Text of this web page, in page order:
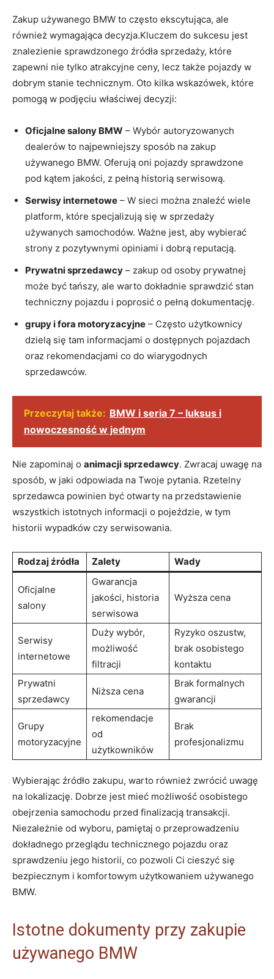
Zakup używanego ⁤BMW‌ to często ekscytująca, ale⁤
również wymagająca decyzja.Kluczem do sukcesu jest
⁢znalezienie sprawdzonego źródła sprzedaży, które
zapewni nie tylko atrakcyjne​ ceny,⁢ lecz także ⁤pojazdy​ w
⁢dobrym stanie technicznym. Oto kilka wskazówek,‍ które
pomogą w⁣ podjęciu właściwej decyzji:
Oficjalne salony​ BMW – Wybór autoryzowanych
dealerów​ to‍ najpewniejszy sposób ‌na ⁢zakup⁤
używanego​ BMW. Oferują oni pojazdy​ sprawdzone
pod kątem​ jakości, z pełną⁣ historią serwisową.
Serwisy​ internetowe – W sieci można⁤ znaleźć wiele
platform, które⁣ specjalizują się w sprzedaży
używanych samochodów. ⁢Ważne jest, ⁤aby wybierać
strony⁣ z⁤ pozytywnymi opiniami i dobrą ‌reputacją.
Prywatni sprzedawcy – zakup od osoby ‍prywatnej
może⁢ być tańszy, ale‌ warto dokładnie ‍sprawdzić stan
techniczny ⁣pojazdu i ​poprosić ​o pełną dokumentację.
grupy‌ i fora motoryzacyjne – Często‌ użytkownicy⁣
dzielą się⁢ tam informacjami o dostępnych pojazdach
oraz rekomendacjami co do wiarygodnych
sprzedawców.
Przeczytaj także: BMW i seria 7 – luksus i
nowoczesność w jednym
Nie zapominaj o animacji sprzedawcy. Zwracaj uwagę na
sposób, w ‌jaki⁤ odpowiada na Twoje pytania. Rzetelny
sprzedawca powinien być ⁣otwarty na przedstawienie‍
wszystkich ⁢istotnych informacji o‌ pojeździe, w tym
historii wypadków czy serwisowania.
Rodzaj⁣ źródła Zalety Wady
Oficjalne
salony
Gwarancja
jakości,​ historia
serwisowa
Wyższa cena
Serwisy⁢
internetowe
Duży wybór,
możliwość⁣
filtracji
Ryzyko oszustw,
‌brak‍ osobistego
‍kontaktu
Prywatni⁢
sprzedawcy
Niższa cena
Brak​ formalnych
gwarancji
Grupy
motoryzacyjne
rekomendacje
od
użytkowników
Brak
‌profesjonalizmu
Wybierając źródło ⁤zakupu,⁣ warto również zwrócić‌ uwagę
‌na lokalizację. Dobrze ‍jest mieć ⁤możliwość⁤ osobistego
⁣obejrzenia samochodu ‌przed finalizacją transakcji.⁤
Niezależnie od wyboru, pamiętaj o​ przeprowadzeniu
dokładnego przeglądu technicznego pojazdu oraz
sprawdzeniu jego historii, co pozwoli Ci cieszyć się
bezpiecznym ⁣i⁤ komfortowym ​użytkowaniem używanego
BMW.
Istotne⁢ dokumenty przy‌ zakupie
używanego BMW